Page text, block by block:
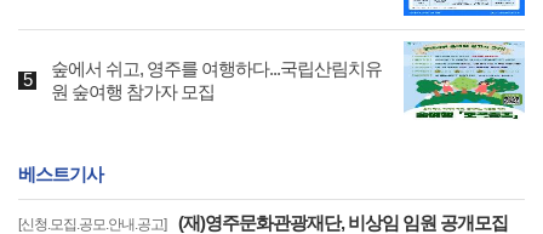
숲에서 쉬고, 영주를 여행하다...국립산림치유
원 숲여행 참가자 모집
베스트기사
[신청.모집.공모.안내.공고] (재)영주문화관광재단, 비상임 임원 공개모집